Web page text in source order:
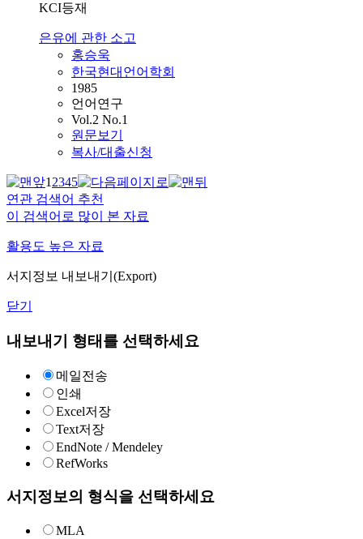
KCI등재
은유에 관한 소고
홍승욱
한국현대언어학회
1985
언어연구
Vol.2 No.1
원문보기
복사/대출신청
12345
연관 검색어 추천
이 검색어로 많이 본 자료
활용도 높은 자료
서지정보 내보내기(Export)
닫기
내보내기 형태를 선택하세요
메일전송
인쇄
Excel저장
Text저장
EndNote / Mendeley
RefWorks
서지정보의 형식을 선택하세요
MLA